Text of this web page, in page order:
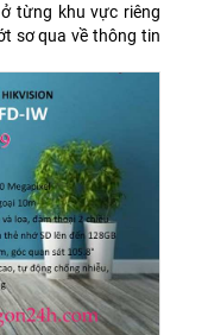
từng khu vực riêng
sơ qua về thông tin